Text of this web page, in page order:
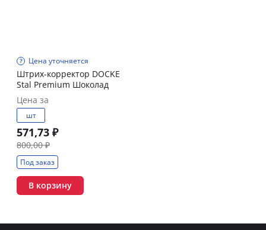
Цена уточняется
Штрих-корректор DOCKE
Stal Premium Шоколад
Цена за
шт
571,73 ₽
800,00 ₽
Под заказ
В корзину